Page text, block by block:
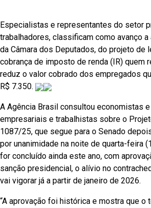
Especialistas e representantes do setor
trabalhadores, classificam como avanço a
da Câmara dos Deputados, do projeto de
cobrança de imposto de renda (IR) quem
reduz o valor cobrado dos empregados
R$ 7.350.
A Agência Brasil consultou economistas
empresariais e trabalhistas sobre o
1087/25, que segue para o Senado
por unanimidade na noite de quarta-feira
for concluído ainda este ano, com
sanção presidencial, o alívio no
vai vigorar já a partir de janeiro de 2026.
“A aprovação foi histórica e mostra que o